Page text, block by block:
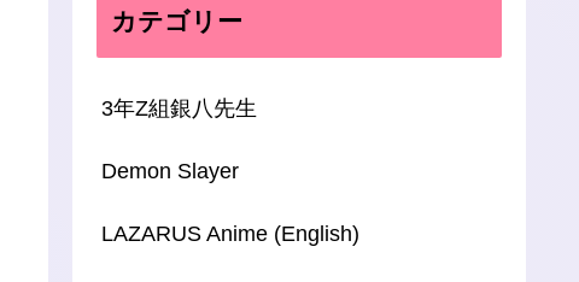
カテゴリー
3年Z組銀八先生
Demon Slayer
LAZARUS Anime (English)